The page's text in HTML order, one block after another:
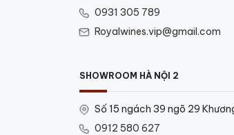
0931 305 789
Royalwines.vip@gmail.com
SHOWROOM HÀ NỘI 2
Số 15 ngách 39 ngõ 29
0912 580 627